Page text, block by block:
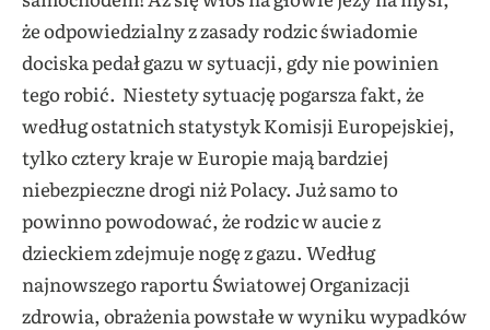
że odpowiedzialny z zasady rodzic świadomie
dociska pedał gazu w sytuacji, gdy nie powinien
tego robić. Niestety sytuację pogarsza fakt, że
według ostatnich statystyk Komisji Europejskiej,
tylko cztery kraje w Europie mają bardziej
niebezpieczne drogi niż Polacy. Już samo to
powinno powodować, że rodzic w aucie z
dzieckiem zdejmuje nogę z gazu. Według
najnowszego raportu Światowej Organizacji
zdrowia, obrażenia powstałe w wyniku wypadków